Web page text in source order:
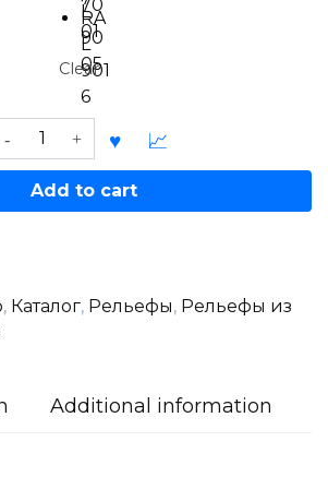
70
01
L
90
05
RA
L
901
6
Clear
Moons
Add to cart
, Каталог, Рельефы, Рельефы из
Additional information